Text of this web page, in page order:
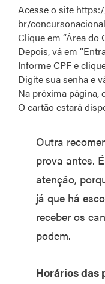
Acesse o site
br/
Clique em “Área do
Depois, vá em
Informe CPF e
Digite sua senha e
Na próxima página,
O cartão estará
Outra
prova antes.
atenção,
já que há
receber os
podem.
Horários das